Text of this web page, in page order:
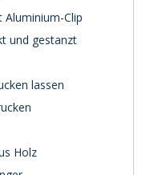
Clip
und gestanzt
lassen
Holz